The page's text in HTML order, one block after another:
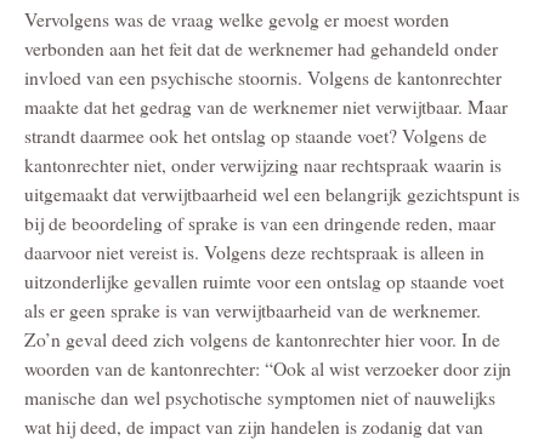
Vervolgens was de vraag welke gevolg er moest worden
verbonden aan het feit dat de werknemer had gehandeld onder
invloed van een psychische stoornis. Volgens de kantonrechter
maakte dat het gedrag van de werknemer niet verwijtbaar. Maar
strandt daarmee ook het ontslag op staande voet? Volgens de
kantonrechter niet, onder verwijzing naar rechtspraak waarin is
uitgemaakt dat verwijtbaarheid wel een belangrijk gezichtspunt is
bij de beoordeling of sprake is van een dringende reden, maar
daarvoor niet vereist is. Volgens deze rechtspraak is alleen in
uitzonderlijke gevallen ruimte voor een ontslag op staande voet
als er geen sprake is van verwijtbaarheid van de werknemer.
Zo’n geval deed zich volgens de kantonrechter hier voor. In de
woorden van de kantonrechter: “Ook al wist verzoeker door zijn
manische dan wel psychotische symptomen niet of nauwelijks
wat hij deed, de impact van zijn handelen is zodanig dat van